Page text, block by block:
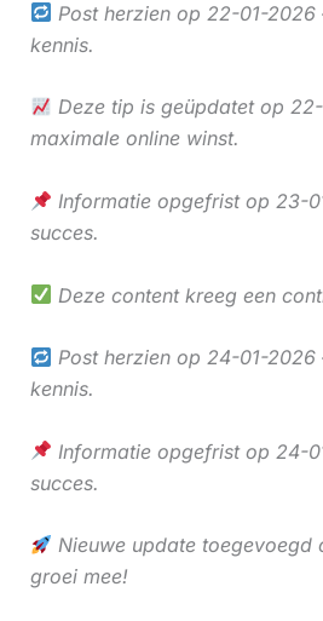
Post herzien op 22-01-
kennis.
Deze tip is geüpdatet op
maximale online winst.
Informatie opgefrist op 23-
succes.
Deze content kreeg een
Post herzien op 24-01-
kennis.
Informatie opgefrist op 24-
succes.
Nieuwe update toegevoegd
groei mee!